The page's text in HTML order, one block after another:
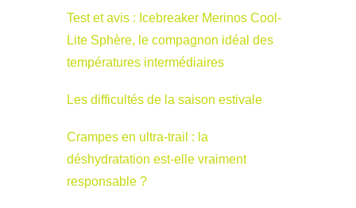
Test et avis : Icebreaker Merinos Cool-
Lite Sphère, le compagnon idéal des
températures intermédiaires
Les difficultés de la saison estivale
Crampes en ultra-trail : la
déshydratation est-elle vraiment
responsable ?